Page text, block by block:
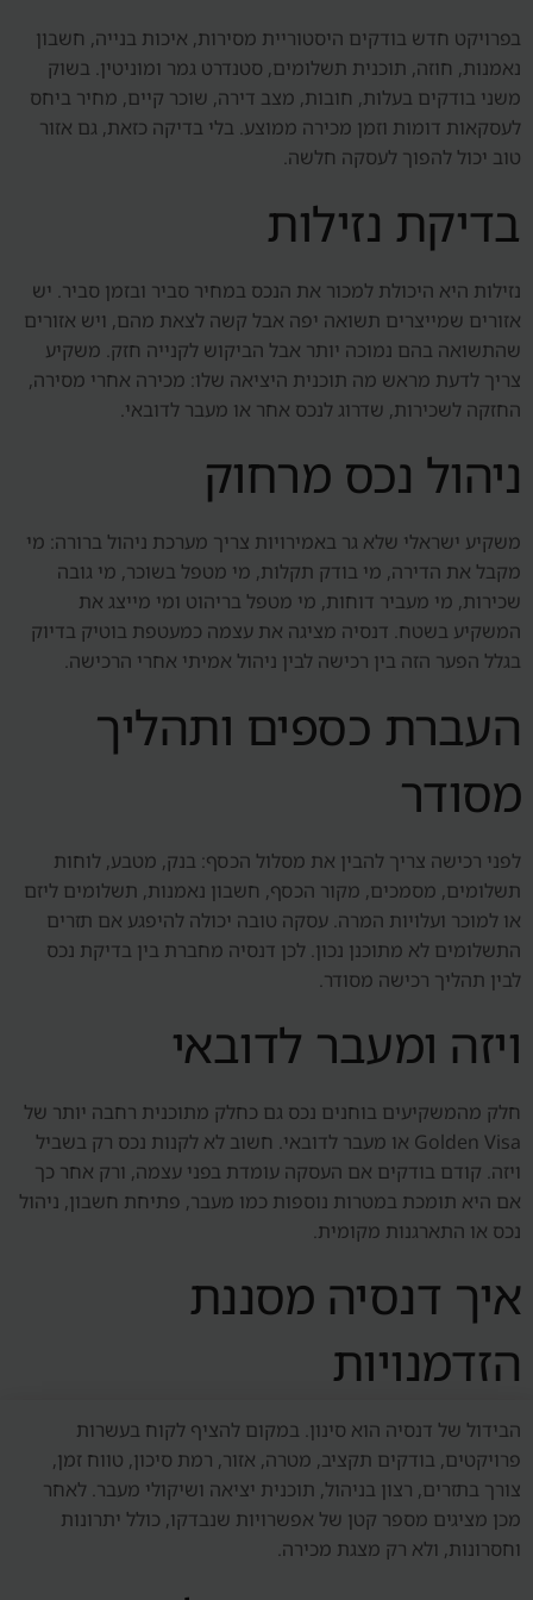
בפרויקט חדש בודקים היסטוריית מסירות, איכות בנייה, חשבון
נאמנות, חוזה, תוכנית תשלומים, סטנדרט גמר ומוניטין. בשוק
משני בודקים בעלות, חובות, מצב דירה, שוכר קיים, מחיר ביחס
לעסקאות דומות וזמן מכירה ממוצע. בלי בדיקה כזאת, גם אזור
טוב יכול להפוך לעסקה חלשה.
בדיקת נזילות
נזילות היא היכולת למכור את הנכס במחיר סביר ובזמן סביר. יש
אזורים שמייצרים תשואה יפה אבל קשה לצאת מהם, ויש אזורים
שהתשואה בהם נמוכה יותר אבל הביקוש לקנייה חזק. משקיע
צריך לדעת מראש מה תוכנית היציאה שלו: מכירה אחרי מסירה,
החזקה לשכירות, שדרוג לנכס אחר או מעבר לדובאי.
ניהול נכס מרחוק
משקיע ישראלי שלא גר באמירויות צריך מערכת ניהול ברורה: מי
מקבל את הדירה, מי בודק תקלות, מי מטפל בשוכר, מי גובה
שכירות, מי מעביר דוחות, מי מטפל בריהוט ומי מייצג את
המשקיע בשטח. דנסיה מציגה את עצמה כמעטפת בוטיק בדיוק
בגלל הפער הזה בין רכישה לבין ניהול אמיתי אחרי הרכישה.
העברת כספים ותהליך
מסודר
לפני רכישה צריך להבין את מסלול הכסף: בנק, מטבע, לוחות
תשלומים, מסמכים, מקור הכסף, חשבון נאמנות, תשלומים ליזם
או למוכר ועלויות המרה. עסקה טובה יכולה להיפגע אם תזרים
התשלומים לא מתוכנן נכון. לכן דנסיה מחברת בין בדיקת נכס
לבין תהליך רכישה מסודר.
ויזה ומעבר לדובאי
חלק מהמשקיעים בוחנים נכס גם כחלק מתוכנית רחבה יותר של
Golden Visa או מעבר לדובאי. חשוב לא לקנות נכס רק בשביל
ויזה. קודם בודקים אם העסקה עומדת בפני עצמה, ורק אחר כך
אם היא תומכת במטרות נוספות כמו מעבר, פתיחת חשבון, ניהול
נכס או התארגנות מקומית.
איך דנסיה מסננת
הזדמנויות
הבידול של דנסיה הוא סינון. במקום להציף לקוח בעשרות
פרויקטים, בודקים תקציב, מטרה, אזור, רמת סיכון, טווח זמן,
צורך בתזרים, רצון בניהול, תוכנית יציאה ושיקולי מעבר. לאחר
מכן מציגים מספר קטן של אפשרויות שנבדקו, כולל יתרונות
וחסרונות, ולא רק מצגת מכירה.